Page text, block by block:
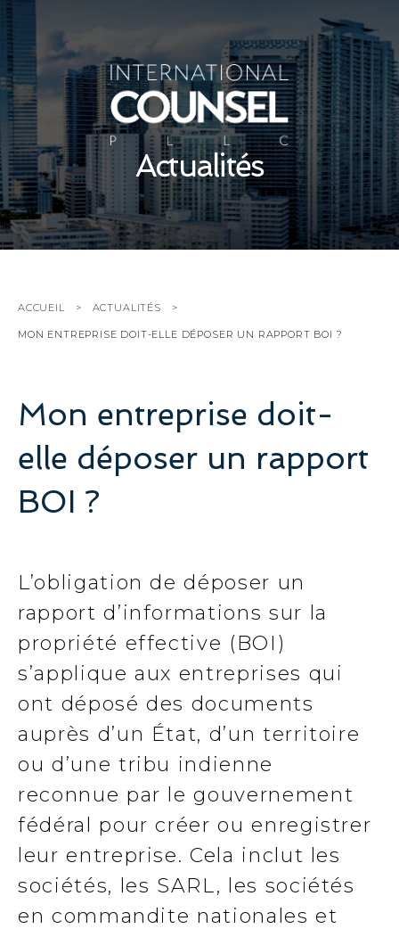
Actualités
ACCUEIL ACTUALITÉS
MON ENTREPRISE DOIT-ELLE DÉPOSER UN RAPPORT BOI ?
Mon entreprise doit-
elle déposer un rapport
BOI ?
L’obligation de déposer un
rapport d’informations sur la
propriété effective (BOI)
s’applique aux entreprises qui
ont déposé des documents
auprès d’un État, d’un territoire
ou d’une tribu indienne
reconnue par le gouvernement
fédéral pour créer ou enregistrer
leur entreprise. Cela inclut les
sociétés, les SARL, les sociétés
en commandite nationales et